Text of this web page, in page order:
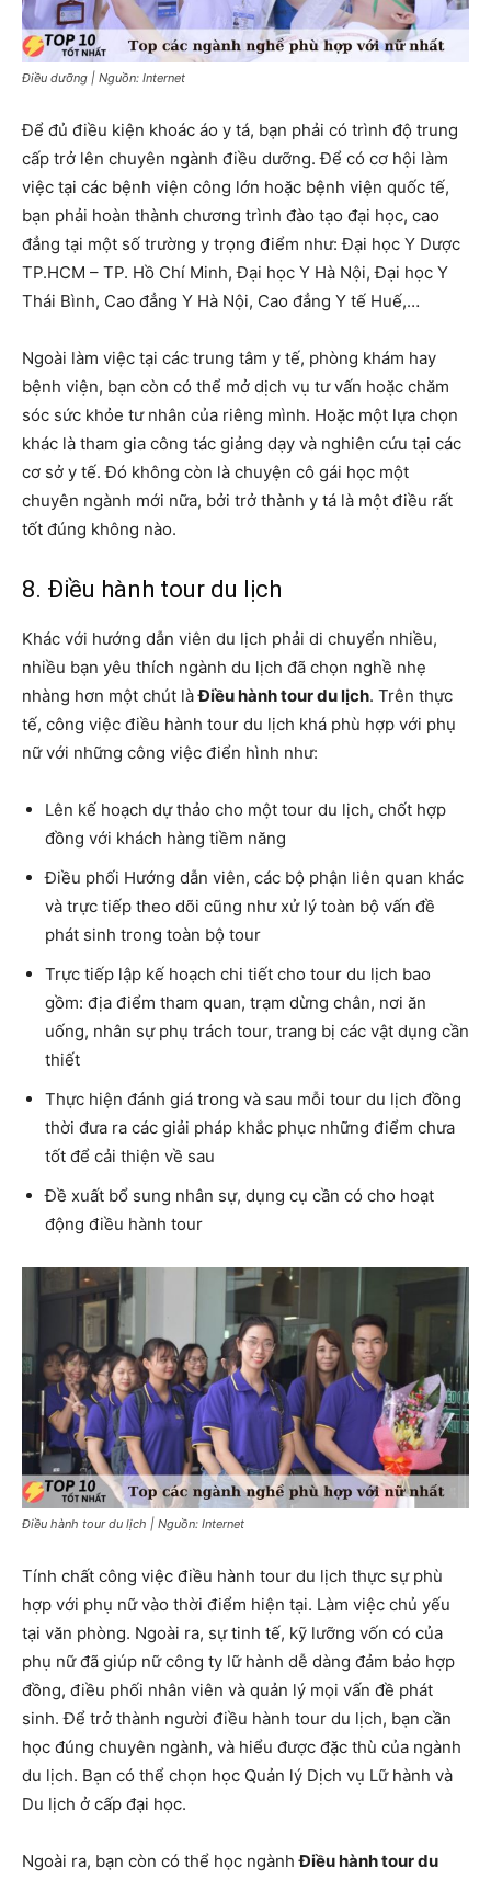
Điều dưỡng | Nguồn: Internet
Để đủ điều kiện khoác áo y tá, bạn phải có trình độ trung
cấp trở lên chuyên ngành điều dưỡng. Để có cơ hội làm
việc tại các bệnh viện công lớn hoặc bệnh viện quốc tế,
bạn phải hoàn thành chương trình đào tạo đại học, cao
đẳng tại một số trường y trọng điểm như: Đại học Y Dược
TP.HCM – TP. Hồ Chí Minh, Đại học Y Hà Nội, Đại học Y
Thái Bình, Cao đẳng Y Hà Nội, Cao đẳng Y tế Huế,…
Ngoài làm việc tại các trung tâm y tế, phòng khám hay
bệnh viện, bạn còn có thể mở dịch vụ tư vấn hoặc chăm
sóc sức khỏe tư nhân của riêng mình. Hoặc một lựa chọn
khác là tham gia công tác giảng dạy và nghiên cứu tại các
cơ sở y tế. Đó không còn là chuyện cô gái học một
chuyên ngành mới nữa, bởi trở thành y tá là một điều rất
tốt đúng không nào.
8. Điều hành tour du lịch
Khác với hướng dẫn viên du lịch phải di chuyển nhiều,
nhiều bạn yêu thích ngành du lịch đã chọn nghề nhẹ
nhàng hơn một chút làĐiều hành tour du lịch. Trên thực
tế, công việc điều hành tour du lịch khá phù hợp với phụ
nữ với những công việc điển hình như:
Lên kế hoạch dự thảo cho một tour du lịch, chốt hợp
đồng với khách hàng tiềm năng
Điều phối Hướng dẫn viên, các bộ phận liên quan khác
và trực tiếp theo dõi cũng như xử lý toàn bộ vấn đề
phát sinh trong toàn bộ tour
Trực tiếp lập kế hoạch chi tiết cho tour du lịch bao
gồm: địa điểm tham quan, trạm dừng chân, nơi ăn
uống, nhân sự phụ trách tour, trang bị các vật dụng cần
thiết
Thực hiện đánh giá trong và sau mỗi tour du lịch đồng
thời đưa ra các giải pháp khắc phục những điểm chưa
tốt để cải thiện về sau
Đề xuất bổ sung nhân sự, dụng cụ cần có cho hoạt
động điều hành tour
Điều hành tour du lịch | Nguồn: Internet
Tính chất công việc điều hành tour du lịch thực sự phù
hợp với phụ nữ vào thời điểm hiện tại. Làm việc chủ yếu
tại văn phòng. Ngoài ra, sự tinh tế, kỹ lưỡng vốn có của
phụ nữ đã giúp nữ công ty lữ hành dễ dàng đảm bảo hợp
đồng, điều phối nhân viên và quản lý mọi vấn đề phát
sinh. Để trở thành người điều hành tour du lịch, bạn cần
học đúng chuyên ngành, và hiểu được đặc thù của ngành
du lịch. Bạn có thể chọn học Quản lý Dịch vụ Lữ hành và
Du lịch ở cấp đại học.
Ngoài ra, bạn còn có thể học ngànhĐiều hành tour du